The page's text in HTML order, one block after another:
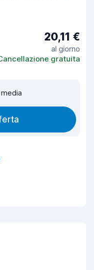
20,11 €
al giorno
gratuita